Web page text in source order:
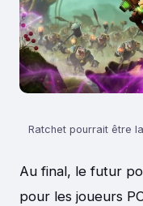
Ratchet pourrait être
Au final, le futur
pour les joueurs